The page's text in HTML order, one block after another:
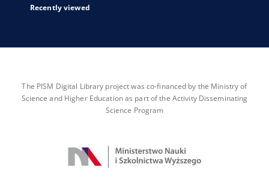
Recently viewed
The PISM Digital Library project was co-financed by the Ministry of
Science and Higher Education as part of the Activity Disseminating
Science Program